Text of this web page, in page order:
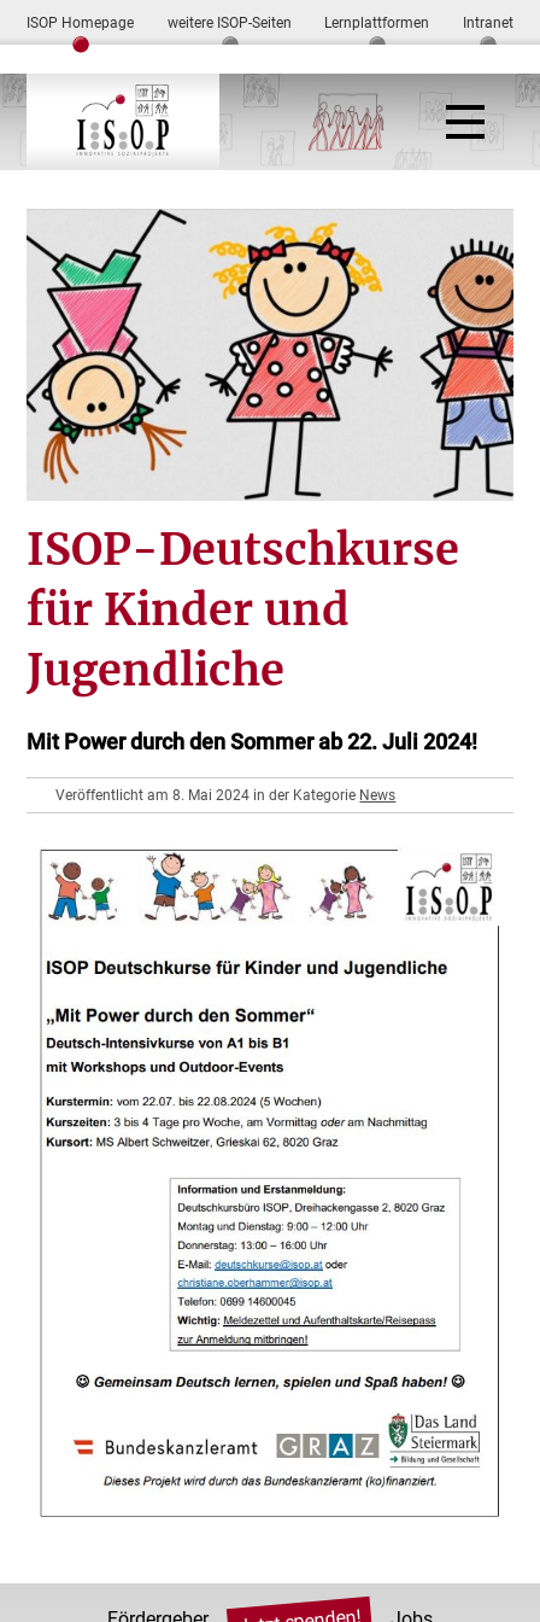
ISOP Homepage weitere ISOP-Seiten Lernplattformen Intranet
ISOP-Deutschkurse
für Kinder und
Jugendliche
Mit Power durch den Sommer ab 22. Juli 2024!
Veröffentlicht am 8. Mai 2024 in der Kategorie News